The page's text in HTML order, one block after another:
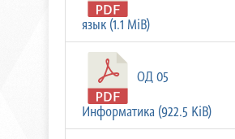
язык (1.1 MiB)
ОД 05
Информатика (922.5 KiB)